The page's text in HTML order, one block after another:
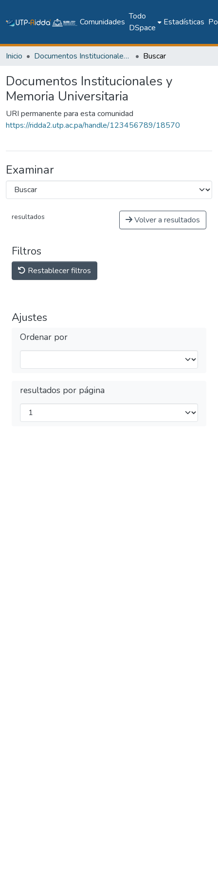
Comunidades
Todo
DSpace
Estadísticas
Inicio Documentos Institucionales y Memoria Universitaria Buscar
Documentos Institucionales y
Memoria Universitaria
URI permanente para esta comunidad
https://ridda2.utp.ac.pa/handle/123456789/18570
Examinar
resultados Volver a resultados
Filtros
Restablecer filtros
Ajustes
Ordenar por
resultados por página